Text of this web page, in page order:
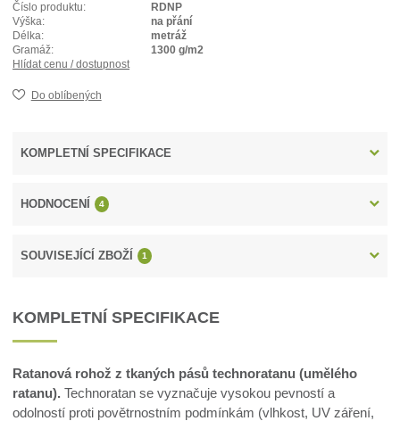
Číslo produktu:
RDNP
Výška:
na přání
Délka:
metráž
Gramáž:
1300 g/m2
Hlídat cenu / dostupnost
Do oblíbených
KOMPLETNÍ SPECIFIKACE
HODNOCENÍ 4
SOUVISEJÍCÍ ZBOŽÍ 1
KOMPLETNÍ SPECIFIKACE
Ratanová rohož z tkaných pásů technoratanu (umělého
ratanu). Technoratan se vyznačuje vysokou pevností a
odolností proti povětrnostním podmínkám (vlhkost, UV záření,